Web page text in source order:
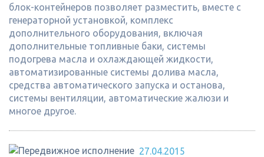
блок-контейнеров позволяет разместить, вместе с
генераторной установкой, комплекс
дополнительного оборудования, включая
дополнительные топливные баки, системы
подогрева масла и охлаждающей жидкости,
автоматизированные системы долива масла,
средства автоматического запуска и останова,
системы вентиляции, автоматические жалюзи и
многое другое.
27.04.2015